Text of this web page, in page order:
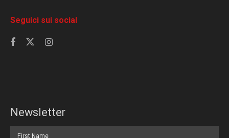
Seguici sui social
Newsletter